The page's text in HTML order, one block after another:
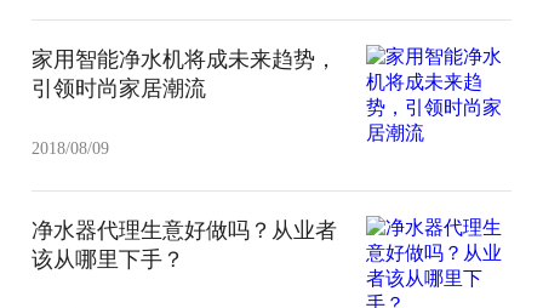
家用智能净水机将成未来趋势，
引领时尚家居潮流
2018/08/09
净水器代理生意好做吗？从业者
该从哪里下手？